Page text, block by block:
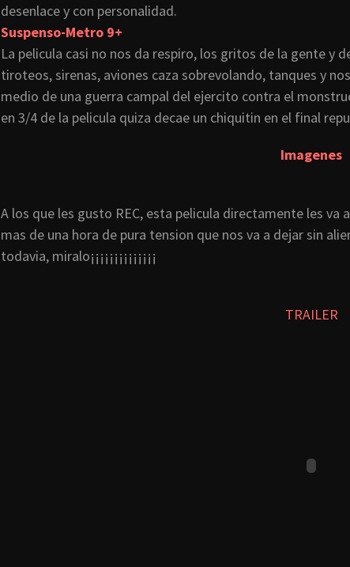
desenlace y con personalidad.
Suspenso-Metro 9+
La pelicula casi no nos da respiro, los gritos de la gente y
tiroteos, sirenas, aviones caza sobrevolando, tanques y
medio de una guerra campal del ejercito contra el
en 3/4 de la pelicula quiza decae un chiquitin en el final
Imagenes
A los que les gusto REC, esta pelicula directamente les va a
mas de una hora de pura tension que nos va a dejar sin
todavia, miralo¡¡¡¡¡¡¡¡¡¡¡¡¡¡
TRAILER